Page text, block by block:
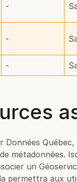
-
-
-
Données
métadonnées.
un
permettra aux